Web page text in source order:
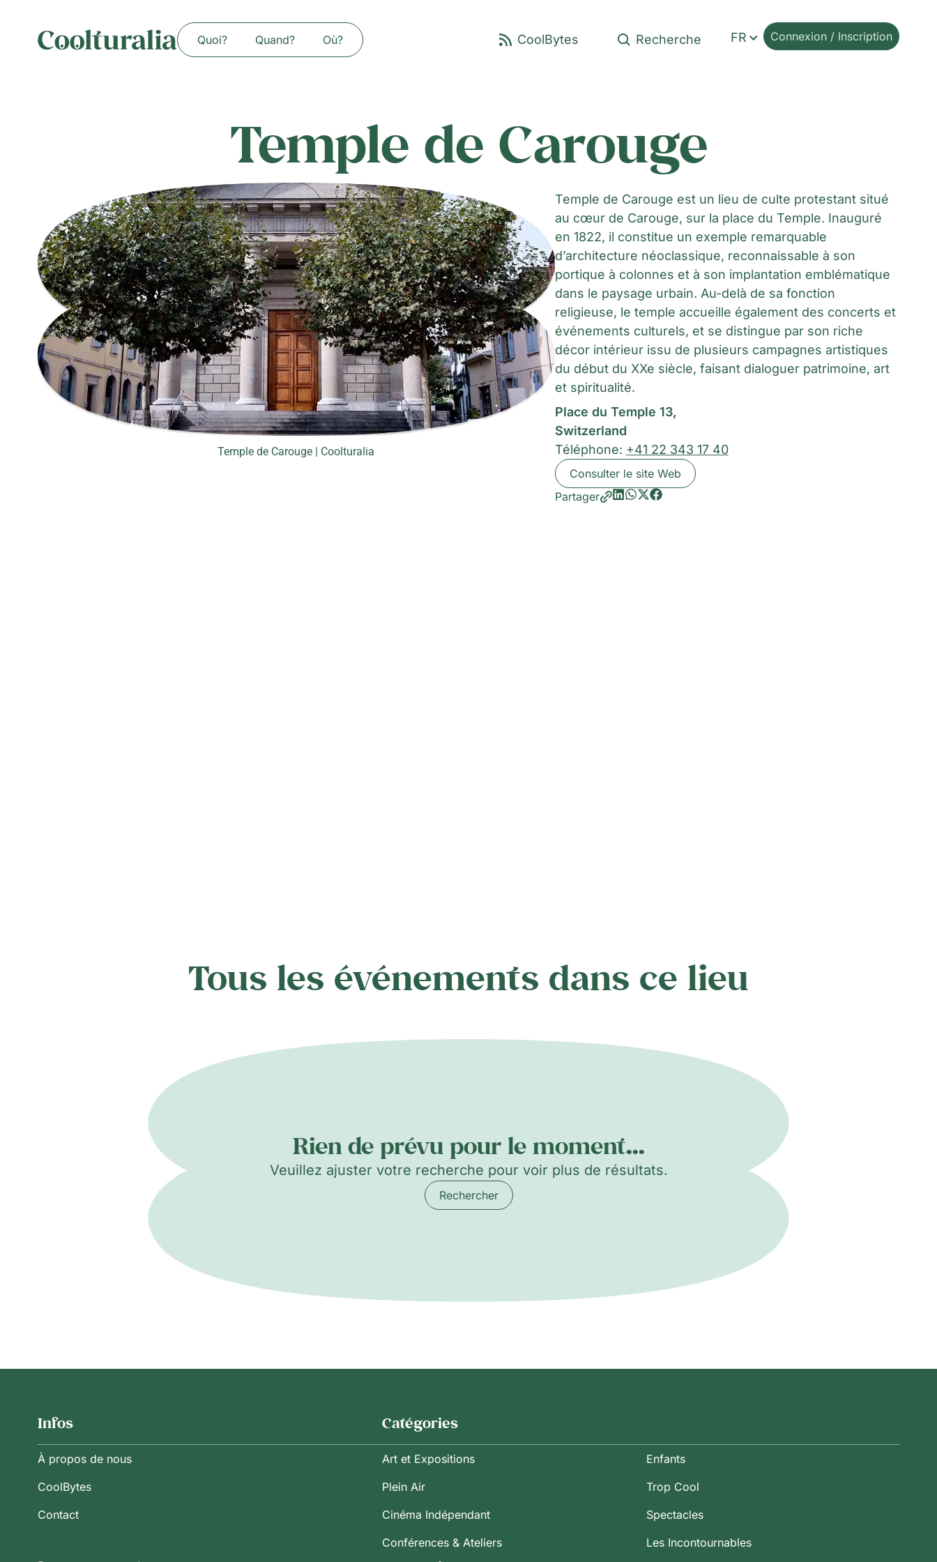
Quoi? Quand? Où? FR Connexion / Inscription
Temple de Carouge
Temple de Carouge | Coolturalia
Temple de Carouge est un lieu de culte protestant situé
au cœur de Carouge, sur la place du Temple. Inauguré
en 1822, il constitue un exemple remarquable
d’architecture néoclassique, reconnaissable à son
portique à colonnes et à son implantation emblématique
dans le paysage urbain. Au-delà de sa fonction
religieuse, le temple accueille également des concerts et
événements culturels, et se distingue par son riche
décor intérieur issu de plusieurs campagnes artistiques
du début du XXe siècle, faisant dialoguer patrimoine, art
et spiritualité.
Place du Temple 13,
Switzerland
Téléphone: +41 22 343 17 40
Consulter le site Web
Partager
Tous les événements dans ce lieu
Rien de prévu pour le moment...
Veuillez ajuster votre recherche pour voir plus de résultats.
Rechercher
Infos
À propos de nous
CoolBytes
Contact
Catégories
Art et Expositions
Plein Air
Cinéma Indépendant
Conférences & Ateliers
Enfants
Trop Cool
Spectacles
Les Incontournables